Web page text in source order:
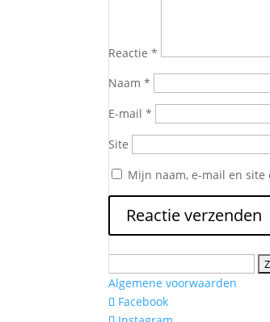
Reactie*
Naam*
E-mail*
Site
Mijn naam, e-mail en
naar:
Algemene voorwaarden
Facebook